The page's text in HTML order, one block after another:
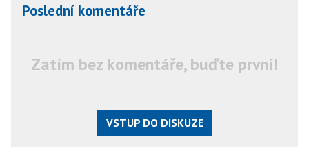
Poslední komentáře
Zatím bez komentáře, buďte první!
VSTUP DO DISKUZE